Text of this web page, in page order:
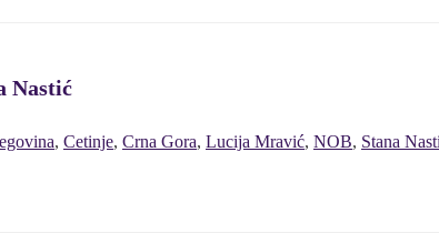
Nastić
, Cetinje, Crna Gora, Lucija Mravić, NOB, Stana